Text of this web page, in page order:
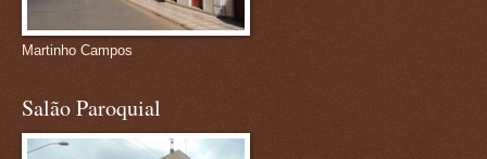
Martinho Campos
Salão Paroquial